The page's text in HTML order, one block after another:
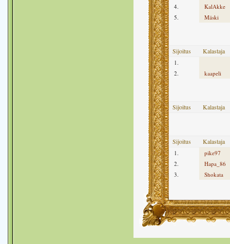
4.
KalAkke
5.
Mäski
Sijoitus Kalastaja
1.
2.
kaapeli
Sijoitus Kalastaja
Sijoitus Kalastaja
1.
pike97
2.
Hapa_86
3.
Shokata